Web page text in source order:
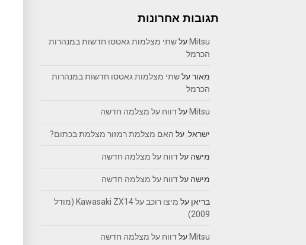
תגובות אחרונות
Mitsu עלשתי מצלמות גאטסו חדשות במנהרות
הכרמל
מאורעלשתי מצלמות גאטסו חדשות במנהרות
הכרמל
Mitsu עלדווח על מצלמה חדשה
ישראל. על האם מצלמת רמזור מצלמת בכתום?
מישה עלדווח על מצלמה חדשה
מישה עלדווח על מצלמה חדשה
בריאן על
מיצו רוכב על Kawasaki ZX14 (מודל
2009)
Mitsu עלדווח על מצלמה חדשה